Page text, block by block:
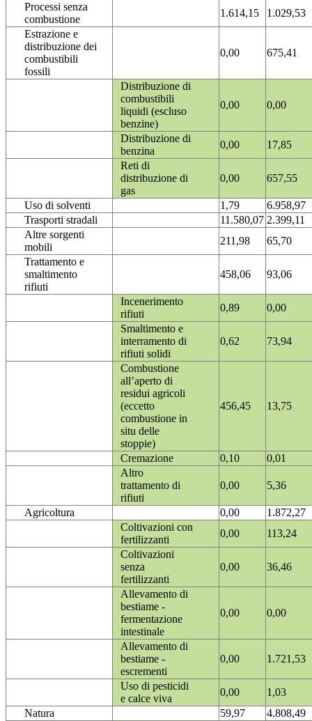
Processi senza
combustione
1.614,15
1.029,53
Estrazione e
distribuzione dei
combustibili
fossili
0,00 675,41
Distribuzione di
combustibili
liquidi (escluso
benzine)
0,00 0,00
Distribuzione di
benzina
0,00
17,85
Reti di
distribuzione di
gas
0,00 657,55
Uso di solventi 1,79
6.958,97
Trasporti stradali
11.580,07 2.399,11
Altre sorgenti
mobili
211,98
65,70
Trattamento e
smaltimento
rifiuti
458,06 93,06
Incenerimento
rifiuti
0,89
0,00
Smaltimento e
interramento di
rifiuti solidi
0,62 73,94
Combustione
all’aperto di
residui agricoli
(eccetto
combustione in
situ delle
stoppie)
456,45 13,75
Cremazione 0,10
0,01
Altro
trattamento di
rifiuti
0,00 5,36
Agricoltura 0,00
1.872,27
Coltivazioni con
fertilizzanti
0,00
113,24
Coltivazioni
senza
fertilizzanti
0,00 36,46
Allevamento di
bestiame -
fermentazione
intestinale
0,00 0,00
Allevamento di
bestiame -
escrementi
0,00 1.721,53
Uso di pesticidi
e calce viva
0,00
1,03
Natura
59,97
4.808,49